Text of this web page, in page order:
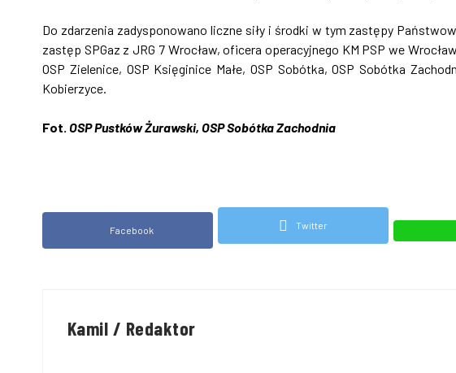
Do zdarzenia zadysponowano liczne siły i środki w tym zastępy
zastęp SPGaz z JRG 7 Wrocław, oficera operacyjnego KM PSP we
OSP Zielenice, OSP Księginice Małe, OSP Sobótka, OSP Sobótka
Kobierzyce.
Fot. OSP Pustków Żurawski, OSP Sobótka Zachodnia
Facebook Twitter
Kamil / Redaktor